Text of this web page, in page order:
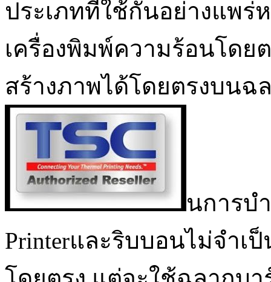
ประเภทที่ใช้กันอย่างแพ
เครื่องพิมพ์ความร้อนโดย
สร้างภาพได้โดยตรงบนฉ
นการบ
Printerและริบบอนไม่จำเ